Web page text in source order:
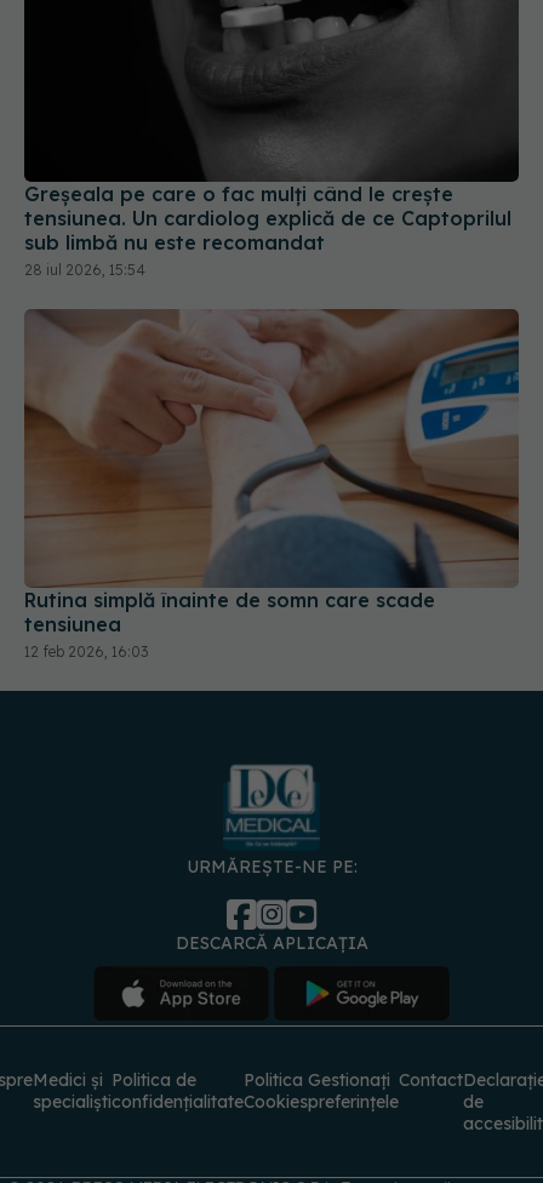
Greșeala pe care o fac mulți când le crește
tensiunea. Un cardiolog explică de ce Captoprilul
sub limbă nu este recomandat
28 iul 2026, 15:54
Rutina simplă înainte de somn care scade
tensiunea
12 feb 2026, 16:03
URMĂREȘTE-NE PE:
DESCARCĂ APLICAȚIA
Medici și
specialiști
Politica de
confidențialitate
Politica
Cookies
Gestionați
preferințele
Contact
de